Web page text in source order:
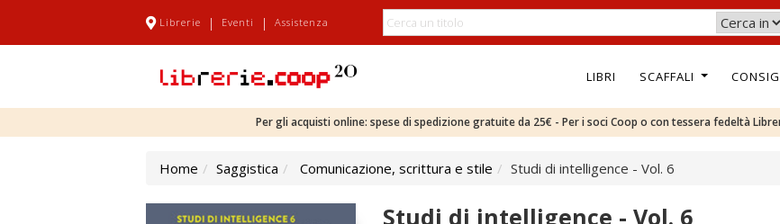
Librerie | Eventi | Assistenza
LIBRI SCAFFALI
Per gli acquisti online: spese di spedizione gratuite da 25€ - Per i soci Coop o con tessera fedeltà
Home Saggistica Comunicazione, scrittura e stile Studi di intelligence - Vol. 6
Studi di intelligence - Vol. 6